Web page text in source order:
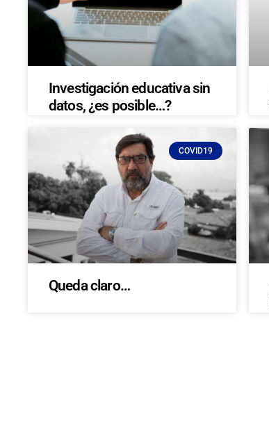
Investigación educativa sin
datos, ¿es posible…?
COVID19
Queda claro…